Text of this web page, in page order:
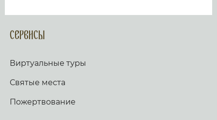
Сервисы
Виртуальные туры
Святые места
Пожертвование